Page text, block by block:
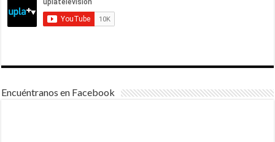
Encuéntranos en Facebook